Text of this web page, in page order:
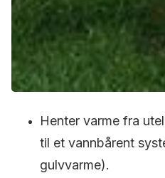
Henter varme fra
til et vannbårent
gulvvarme).